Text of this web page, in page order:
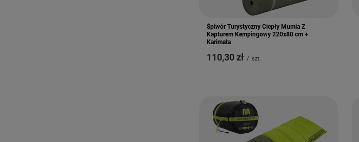
Śpiwór Turystyczny Ciepły Mumia Z
Kapturem Kempingowy 220x80 cm +
Karimata
110,30 zł / szt.